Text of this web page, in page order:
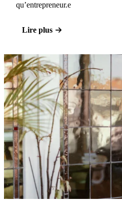
qu’entrepreneur.e
Lire plus